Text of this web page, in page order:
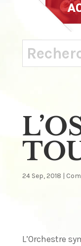
24 Sep, 2018 |
L’Orchestre